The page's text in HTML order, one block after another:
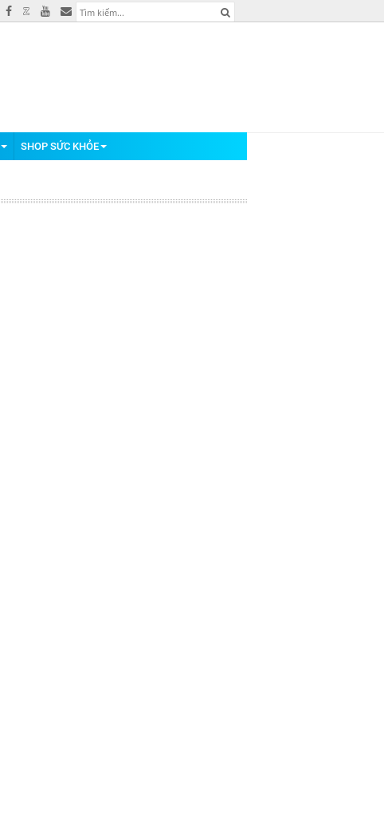
SHOP SỨC KHỎE